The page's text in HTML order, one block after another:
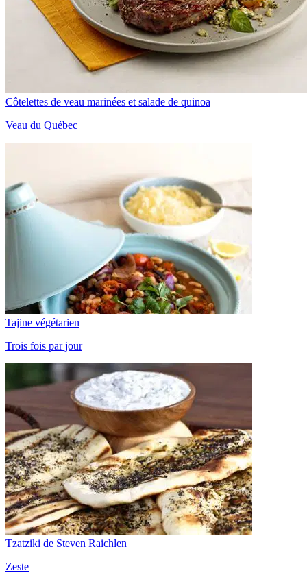
Côtelettes de veau marinées et salade de quinoa
Veau du Québec
Tajine végétarien
Trois fois par jour
Tzatziki de Steven Raichlen
Zeste